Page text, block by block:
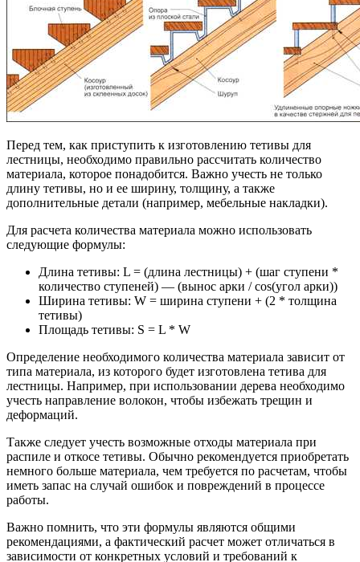
Перед тем, как приступить к изготовлению тетивы для
лестницы, необходимо правильно рассчитать количество
материала, которое понадобится. Важно учесть не только
длину тетивы, но и ее ширину, толщину, а также
дополнительные детали (например, мебельные накладки).
Для расчета количества материала можно использовать
следующие формулы:
Длина тетивы: L = (длина лестницы) + (шаг ступени *
количество ступеней) — (вынос арки / cos(угол арки))
Ширина тетивы: W = ширина ступени + (2 * толщина
тетивы)
Площадь тетивы: S = L * W
Определение необходимого количества материала зависит от
типа материала, из которого будет изготовлена тетива для
лестницы. Например, при использовании дерева необходимо
учесть направление волокон, чтобы избежать трещин и
деформаций.
Также следует учесть возможные отходы материала при
распиле и откосе тетивы. Обычно рекомендуется приобретать
немного больше материала, чем требуется по расчетам, чтобы
иметь запас на случай ошибок и повреждений в процессе
работы.
Важно помнить, что эти формулы являются общими
рекомендациями, а фактический расчет может отличаться в
зависимости от конкретных условий и требований к